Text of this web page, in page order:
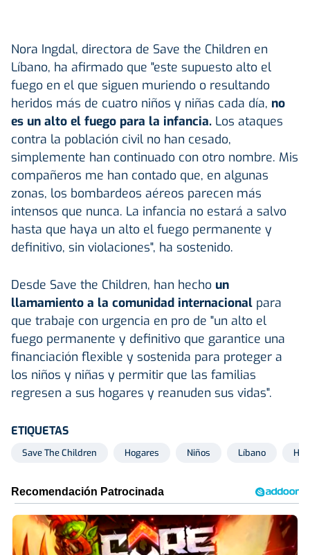
Nora Ingdal, directora de Save the Children en
Líbano, ha afirmado que "este supuesto alto el
fuego en el que siguen muriendo o resultando
heridos más de cuatro niños y niñas cada día, no
es un alto el fuego para la infancia. Los ataques
contra la población civil no han cesado,
simplemente han continuado con otro nombre. Mis
compañeros me han contado que, en algunas
zonas, los bombardeos aéreos parecen más
intensos que nunca. La infancia no estará a salvo
hasta que haya un alto el fuego permanente y
definitivo, sin violaciones", ha sostenido.
Desde Save the Children, han hecho un
llamamiento a la comunidad internacional para
que trabaje con urgencia en pro de "un alto el
fuego permanente y definitivo que garantice una
financiación flexible y sostenida para proteger a
los niños y niñas y permitir que las familias
regresen a sus hogares y reanuden sus vidas".
ETIQUETAS
Save The Children Hogares Niños Líbano